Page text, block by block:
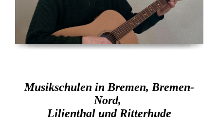
Musikschulen in Bremen, Bremen-
Nord,
Lilienthal und Ritterhude